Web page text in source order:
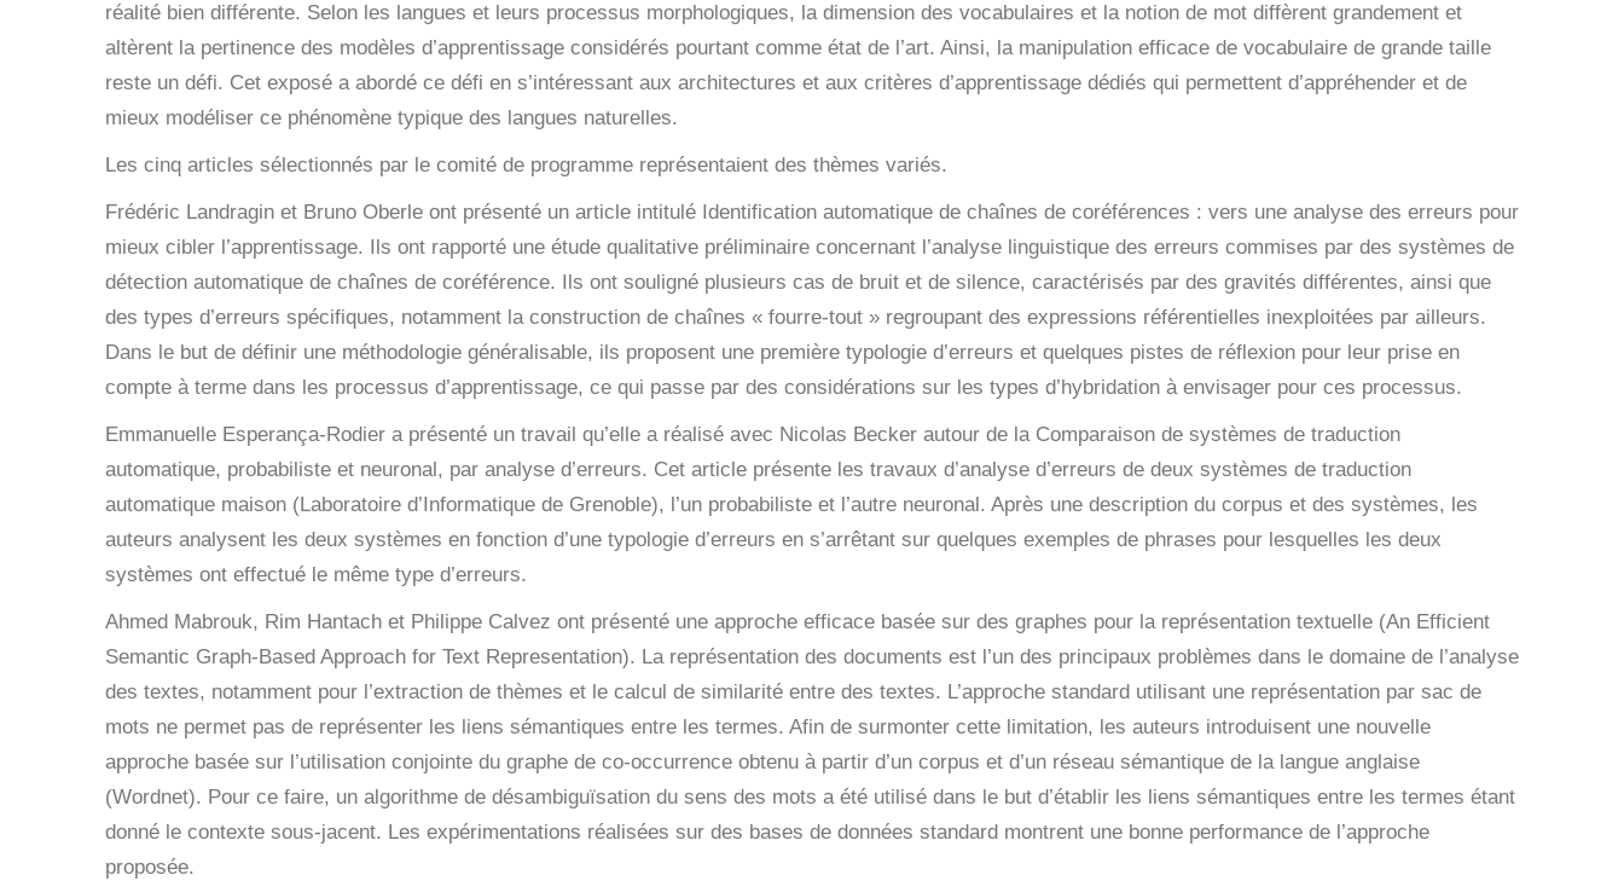
réalité bien différente. Selon les langues et leurs processus morphologiques, la dimension des vocabulaires et la notion de mot diffèrent grandement et
altèrent la pertinence des modèles d’apprentissage considérés pourtant comme état de l’art. Ainsi, la manipulation efficace de vocabulaire de grande taille
reste un défi. Cet exposé a abordé ce défi en s’intéressant aux architectures et aux critères d’apprentissage dédiés qui permettent d’appréhender et de
mieux modéliser ce phénomène typique des langues naturelles.
Les cinq articles sélectionnés par le comité de programme représentaient des thèmes variés.
Frédéric Landragin et Bruno Oberle ont présenté un article intitulé Identification automatique de chaînes de coréférences : vers une analyse des erreurs pour
mieux cibler l’apprentissage. Ils ont rapporté une étude qualitative préliminaire concernant l’analyse linguistique des erreurs commises par des systèmes de
détection automatique de chaînes de coréférence. Ils ont souligné plusieurs cas de bruit et de silence, caractérisés par des gravités différentes, ainsi que
des types d’erreurs spécifiques, notamment la construction de chaînes « fourre-tout » regroupant des expressions référentielles inexploitées par ailleurs.
Dans le but de définir une méthodologie généralisable, ils proposent une première typologie d’erreurs et quelques pistes de réflexion pour leur prise en
compte à terme dans les processus d’apprentissage, ce qui passe par des considérations sur les types d’hybridation à envisager pour ces processus.
Emmanuelle Esperança-Rodier a présenté un travail qu’elle a réalisé avec Nicolas Becker autour de la Comparaison de systèmes de traduction
automatique, probabiliste et neuronal, par analyse d’erreurs. Cet article présente les travaux d’analyse d’erreurs de deux systèmes de traduction
automatique maison (Laboratoire d’Informatique de Grenoble), l’un probabiliste et l’autre neuronal. Après une description du corpus et des systèmes, les
auteurs analysent les deux systèmes en fonction d’une typologie d’erreurs en s’arrêtant sur quelques exemples de phrases pour lesquelles les deux
systèmes ont effectué le même type d’erreurs.
Ahmed Mabrouk, Rim Hantach et Philippe Calvez ont présenté une approche efficace basée sur des graphes pour la représentation textuelle (An Efficient
Semantic Graph-Based Approach for Text Representation). La représentation des documents est l’un des principaux problèmes dans le domaine de l’analyse
des textes, notamment pour l’extraction de thèmes et le calcul de similarité entre des textes. L’approche standard utilisant une représentation par sac de
mots ne permet pas de représenter les liens sémantiques entre les termes. Afin de surmonter cette limitation, les auteurs introduisent une nouvelle
approche basée sur l’utilisation conjointe du graphe de co-occurrence obtenu à partir d’un corpus et d’un réseau sémantique de la langue anglaise
(Wordnet). Pour ce faire, un algorithme de désambiguïsation du sens des mots a été utilisé dans le but d’établir les liens sémantiques entre les termes étant
donné le contexte sous-jacent. Les expérimentations réalisées sur des bases de données standard montrent une bonne performance de l’approche
proposée.